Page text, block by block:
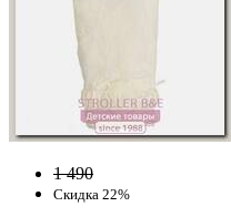
1 490
Скидка 22%